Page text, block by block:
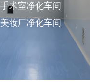
手术室净化车间
美妆厂净化车间